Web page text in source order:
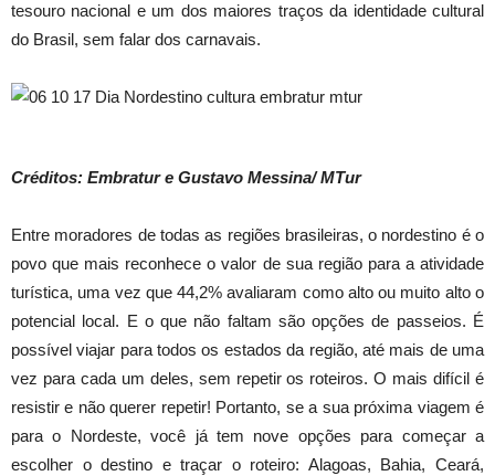
tesouro nacional e um dos maiores traços da identidade cultural
do Brasil, sem falar dos carnavais.
Créditos: Embratur e Gustavo Messina/ MTur
Entre moradores de todas as regiões brasileiras, o nordestino é o
povo que mais reconhece o valor de sua região para a atividade
turística, uma vez que 44,2% avaliaram como alto ou muito alto o
potencial local. E o que não faltam são opções de passeios. É
possível viajar para todos os estados da região, até mais de uma
vez para cada um deles, sem repetir os roteiros. O mais difícil é
resistir e não querer repetir! Portanto, se a sua próxima viagem é
para o Nordeste, você já tem nove opções para começar a
escolher o destino e traçar o roteiro: Alagoas, Bahia, Ceará,